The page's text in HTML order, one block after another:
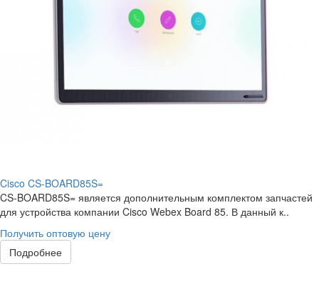
Cisco CS-BOARD85S=
CS-BOARD85S= является дополнительным комплектом запчастей
для устройства компании Cisco Webex Board 85. В данный к..
Получить оптовую цену
Подробнее